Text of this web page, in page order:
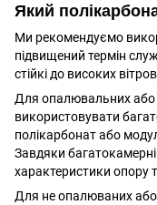
Який
Ми рекомендуємо
підвищений термін
стійкі до високих
Для опалювальних
використовувати
полікарбонат або
Завдяки
характеристики опору
Для не опалюваних